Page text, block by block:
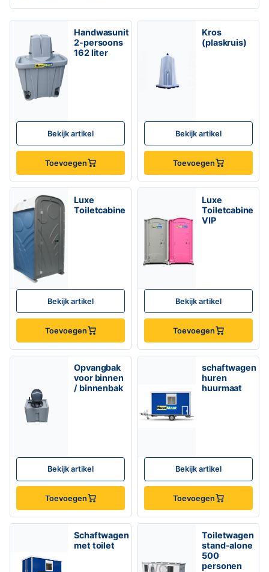
Handwasunit
2-persoons
162 liter
Bekijk artikel
Toevoegen
Kros
(plaskruis)
Bekijk artikel
Toevoegen
Luxe
Toiletcabine
Bekijk artikel
Toevoegen
Luxe
Toiletcabine
VIP
Bekijk artikel
Toevoegen
Opvangbak
voor binnen
/ binnenbak
Bekijk artikel
Toevoegen
schaftwagen
huren
huurmaat
Bekijk artikel
Toevoegen
Schaftwagen
met toilet
Toiletwagen
stand-alone
500
personen